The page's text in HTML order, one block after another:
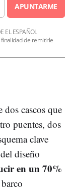
APUNTARME
EL ESPAÑOL
finalidad de remitirle
dos cascos que
puentes, dos
clave
diseño
en un 70%